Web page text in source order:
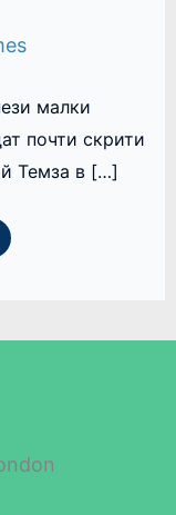
малки
почти скрити
Темза в […]